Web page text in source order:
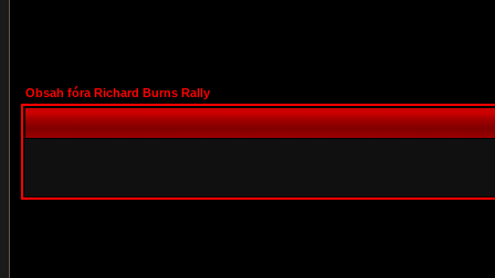
Obsah fóra Richard Burns Rally